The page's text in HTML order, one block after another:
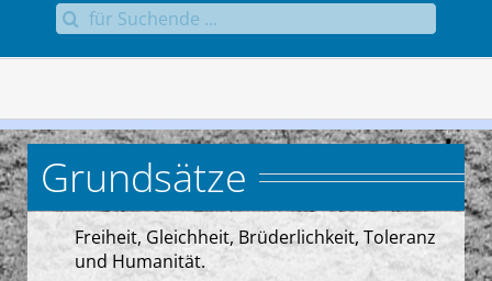
Home
Aktuell
Sammlungen
Antworten
Suche
nach:
Grundsätze
Freiheit, Gleichheit, Brüderlichkeit, Toleranz
und Humanität.